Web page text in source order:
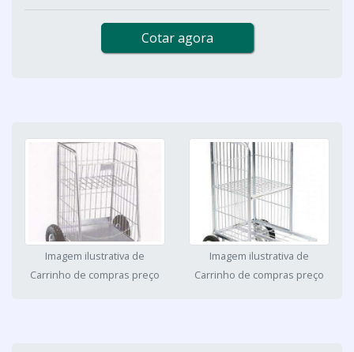
Cotar agora
Imagem ilustrativa de
Carrinho de compras preço
Imagem ilustrativa de
Carrinho de compras preço